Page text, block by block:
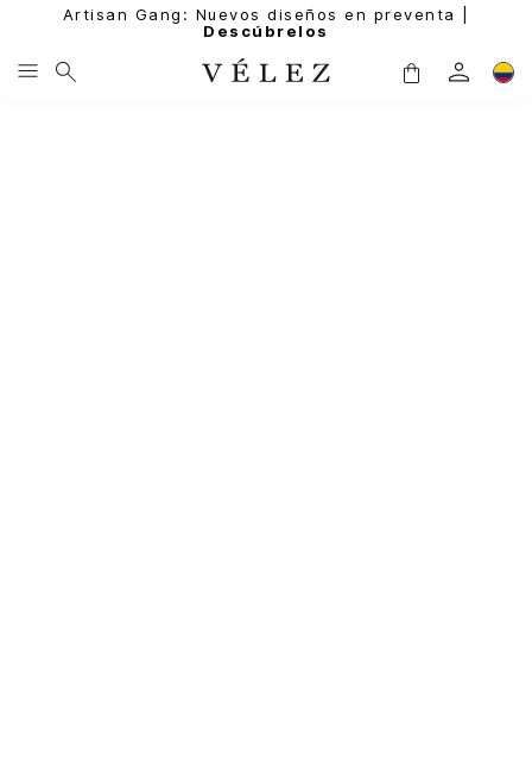
Artisan Gang: Nuevos diseños en preventa |
Descúbrelos